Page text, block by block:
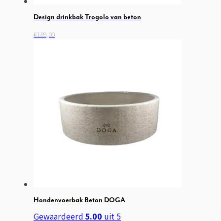
Design drinkbak Trogolo van beton
€189,00Dit
optie
kan
gekozen
worden
Hondenvoerbak Beton DOGA
Gewaardeerd 5.00 uit 5